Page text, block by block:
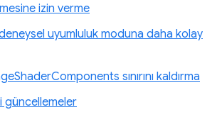
izin verme
uyumluluk moduna daha kolay
sınırını kaldırma
güncellemeler